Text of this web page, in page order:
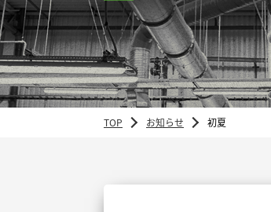
TOP お知らせ 初夏